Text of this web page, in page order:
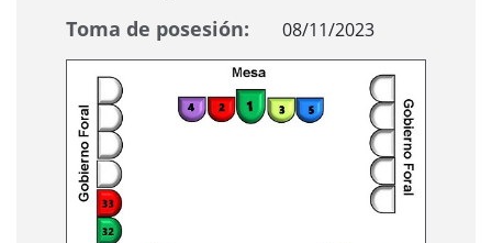
Toma de posesión: 08/11/2023